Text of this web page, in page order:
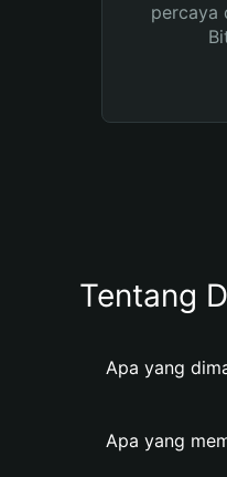
percaya
Tentang
Apa yang
Apa yang